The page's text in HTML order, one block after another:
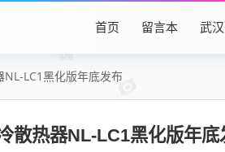
首页 留言本 武汉
LC1黑化版年底发布
散热器NL-LC1黑化版年底